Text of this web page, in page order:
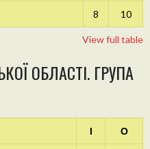
8 10
View full table
ОБЛАСТІ. ГРУПА
І О